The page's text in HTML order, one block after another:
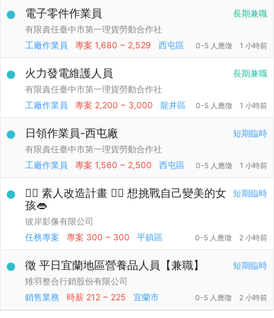
長期兼職
電子零件作業員
有限責任臺中市第一理貨勞動合作社
工廠作業員
專案 1,680 ~ 2,529 西屯區 0-5 人應徵 1 小時前
長期兼職
火力發電維護人員
有限責任臺中市第一理貨勞動合作社
工廠作業員
專案 2,200 ~ 3,000 龍井區 0-5 人應徵 1 小時前
短期臨時
日領作業員-西屯廠
有限責任臺中市第一理貨勞動合作社
工廠作業員
專案 1,560 ~ 2,500 西屯區 0-5 人應徵 1 小時前
短期臨時
🙋‍♀️ 素人改造計畫 🙋‍♀️ 想挑戰自己變美的女
孩👄
彼岸影像有限公司
任務專案
專案 300 ~ 300 平鎮區 0-5 人應徵 2 小時前
短期臨時
徵 平日宜蘭地區營養品人員【兼職】
雉羽整合行銷股份有限公司
銷售業務
時薪 212 ~ 225 宜蘭市 0-5 人應徵 2 小時前